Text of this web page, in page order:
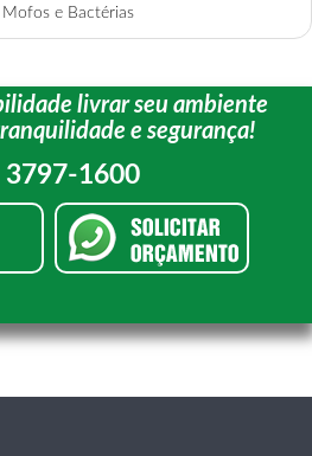
e Bactérias
livrar seu ambiente
e segurança!
3797-1600